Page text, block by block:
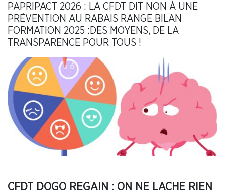
PAPRIPACT 2026 : LA CFDT DIT NON À UNE
PRÉVENTION AU RABAIS RANGE BILAN
FORMATION 2025 :DES MOYENS, DE LA
TRANSPARENCE POUR TOUS !
CFDT DOGO REGAIN : ON NE LACHE RIEN